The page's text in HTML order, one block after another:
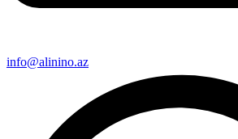
info@alinino.az